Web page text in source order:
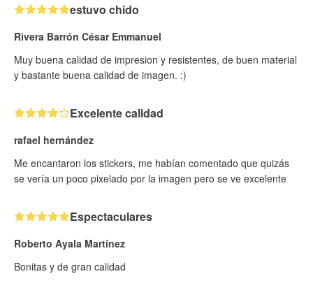
estuvo chido
Rivera Barrón César Emmanuel
Muy buena calidad de impresion y resistentes, de buen material
y bastante buena calidad de imagen. :)
Excelente calidad
rafael hernández
Me encantaron los stickers, me habían comentado que quizás
se vería un poco pixelado por la imagen pero se ve excelente
Espectaculares
Roberto Ayala Martinez
Bonitas y de gran calidad